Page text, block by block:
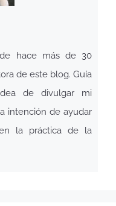
hace más de 30
de este blog. Guía
de divulgar mi
intención de ayudar
la práctica de la